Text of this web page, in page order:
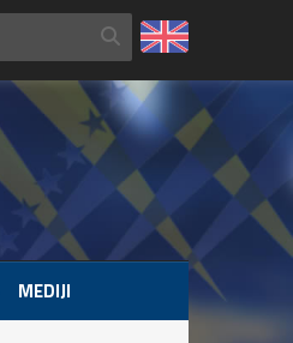
MEDIJI